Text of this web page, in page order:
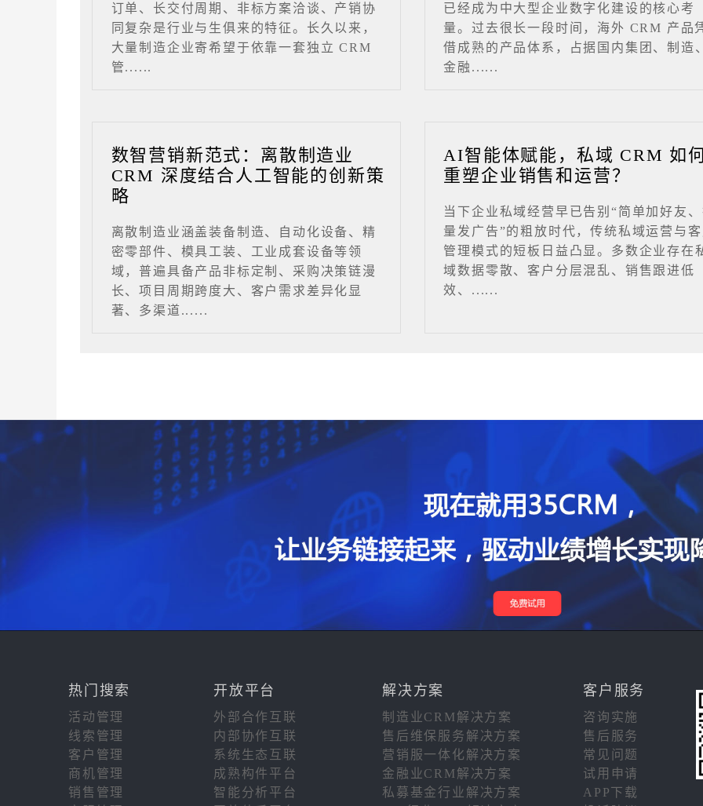
订单、长交付周期、非标方案洽谈、产销协
同复杂是行业与生俱来的特征。长久以来，
大量制造企业寄希望于依靠一套独立 CRM
管......
已经成为中大型企业数字化建设的核心考
量。过去很长一段时间，海外 CRM 产品
借成熟的产品体系，占据国内集团、制造
金融......
数智营销新范式：离散制造业
CRM 深度结合人工智能的创新策
略
离散制造业涵盖装备制造、自动化设备、精
密零部件、模具工装、工业成套设备等领
域，普遍具备产品非标定制、采购决策链漫
长、项目周期跨度大、客户需求差异化显
著、多渠道......
AI智能体赋能，私域 CRM 如
重塑企业销售和运营？
当下企业私域经营早已告别“简单加好友
量发广告”的粗放时代，传统私域运营与
管理模式的短板日益凸显。多数企业存在
域数据零散、客户分层混乱、销售跟进低
效、......
热门搜索 开放平台
活动管理
外部合作互联
线索管理
内部协作互联
客户管理
系统生态互联
商机管理
成熟构件平台
销售管理
智能分析平台
解决方案 客户服务
制造业CRM解决方案
咨询实施
售后维保服务解决方案
售后服务
营销服一体化解决方案
常见问题
金融业CRM解决方案
试用申请
私募基金行业解决方案
APP下载